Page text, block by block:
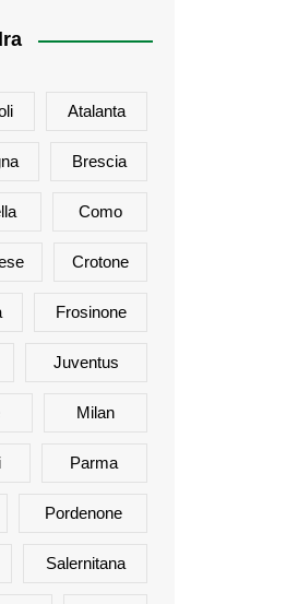
Atalanta
Brescia
Como
Crotone
Frosinone
Juventus
Milan
Parma
Pordenone
Salernitana